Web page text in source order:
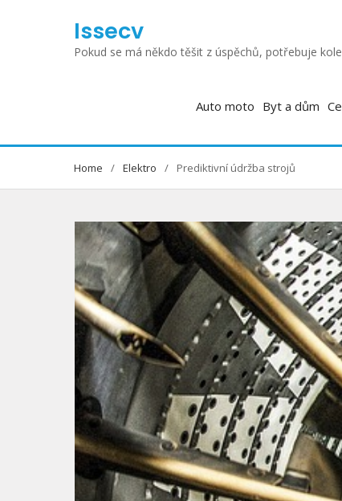
Issecv
Pokud se má někdo těšit z úspěchů, potřebuje
Auto moto Byt a dům
Home Elektro Prediktivní údržba strojů